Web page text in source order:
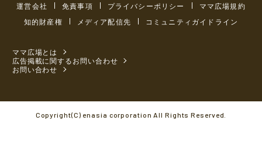
運営会社 免責事項 プライバシーポリシー
ママ広場規約
知的財産権
メディア配信先 コミュニティガイドライン
ママ広場とは
広告掲載に関するお問い合わせ
お問い合わせ
Copyright(C) enasia corporation All Rights Reserved.